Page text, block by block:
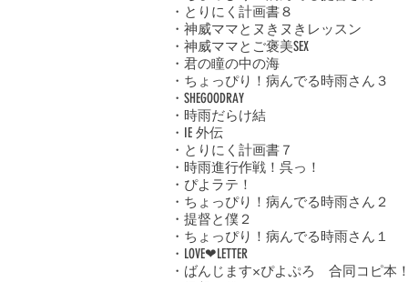
・とりにく計画書８
・神威ママとヌきヌきレッスン
・神威ママとご褒美SEX
・君の瞳の中の海
・ちょっぴり！病んでる時雨さん３
・SHEGOODRAY
・時雨だらけ結
・IE 外伝
・とりにく計画書７
・時雨進行作戦！呉っ！
・ぴよラテ！
・ちょっぴり！病んでる時雨さん２
・提督と僕２
・ちょっぴり！病んでる時雨さん１
・LOVE❤LETTER
・ばんじます×ぴよぷろ 合同コピ本！